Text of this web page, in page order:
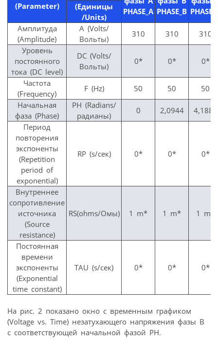
(Parameter)
PHASE_A PHASE_B
(Единицы
/Units)
Амплитуда
(Amplitude)
А (Volts/
Вольты)
310 310
310
Уровень
постоянного
тока (DC level)
DC (Volts/
Вольты)
0* 0* 0*
Частота
(Frequency)
F (Hz) 50 50
50
Начальная
фаза (Phase)
PH (Radians/
радианы)
0 2,0944
4,1888
Период
повторения
экспоненты
(Repetition
period of
exponential)
RP (s/сек) 0* 0* 0*
Внутреннее
сопротивление
источника
(Source
resistance)
RS(ohms/Омы) 1 m* 1 m* 1 m*
Постоянная
времени
экспоненты
(Exponential
time constant)
TAU (s/сек) 0* 0* 0*
На рис. 2 показано окно с временным графиком
(Voltage vs. Time) незатухающего напряжения фазы В
с соответствующей начальной фазой PH.